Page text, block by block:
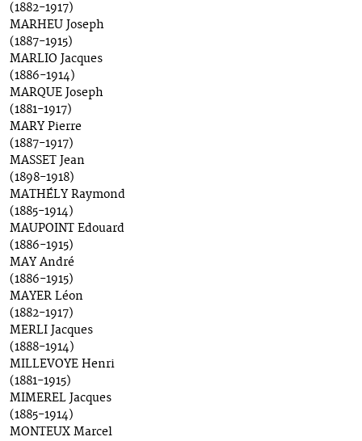
(1882-1917)
MARHEU Joseph
(1887-1915)
MARLIO Jacques
(1886-1914)
MARQUE Joseph
(1881-1917)
MARY Pierre
(1887-1917)
MASSET Jean
(1898-1918)
MATHÉLY Raymond
(1885-1914)
MAUPOINT Edouard
(1886-1915)
MAY André
(1886-1915)
MAYER Léon
(1882-1917)
MERLI Jacques
(1888-1914)
MILLEVOYE Henri
(1881-1915)
MIMEREL Jacques
(1885-1914)
MONTEUX Marcel